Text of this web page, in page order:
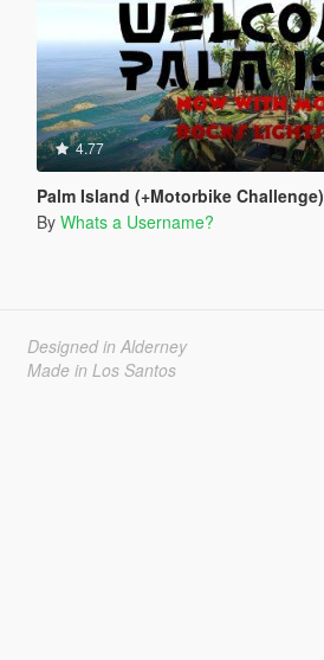
4.77
Palm Island (+Motorbike Challenge)
By Whats a Username?
Designed in Alderney
Made in Los Santos